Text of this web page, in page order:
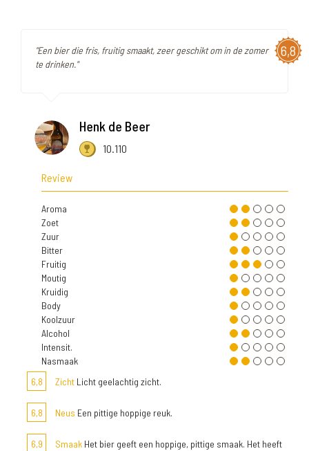
6,8
"Een bier die fris, fruitig smaakt, zeer geschikt om in de zomer
te drinken."
Henk de Beer
10.110
Review
Aroma
Zoet
Zuur
Bitter
Fruitig
Moutig
Kruidig
Body
Koolzuur
Alcohol
Intensit.
Nasmaak
6,8
Zicht Licht geelachtig zicht.
6,8 Neus Een pittige hoppige reuk.
6,9 Smaak Het bier geeft een hoppige, pittige smaak. Het heeft